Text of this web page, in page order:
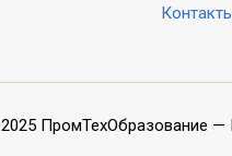
ПромТехОбразование —